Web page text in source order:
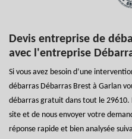
Devis entreprise de
avec l'entreprise
Si vous avez besoin d’une
débarras Débarras Brest à Garlan
débarras gratuit dans tout le 29610.
site et de nous envoyer votre
réponse rapide et bien analysée